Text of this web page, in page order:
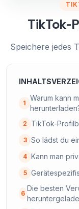
TikTok-
Speichere jedes
1
Warum kann
2 TikTok-
3 So lädst du
4 Kann man
5
6
Die besten